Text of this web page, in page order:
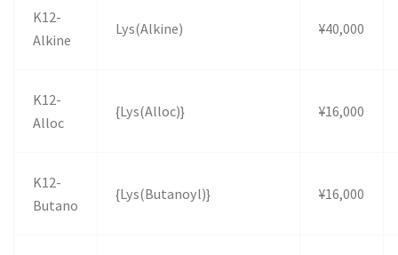
K12-
Alkine
Lys(Alkine) ¥40,000
K12-
Alloc
{Lys(Alloc)} ¥16,000
K12-
Butano
{Lys(Butanoyl)} ¥16,000